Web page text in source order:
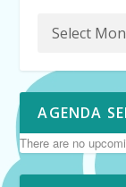
AGENDA
There are no